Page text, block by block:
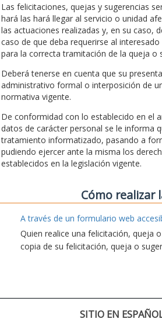
Las felicitaciones, quejas y sugerencias
hará las hará llegar al servicio o unidad
las actuaciones realizadas y, en su caso,
caso de que deba requerirse al
para la correcta tramitación de la queja o
Deberá tenerse en cuenta que su
administrativo formal o interposición de
normativa vigente.
De conformidad con lo establecido en el
datos de carácter personal se le informa
tratamiento informatizado, pasando a
pudiendo ejercer ante la misma los
establecidos en la legislación vigente.
Cómo realizar
A través de un formulario web
Quien realice una felicitación, queja
copia de su felicitación, queja o
SITIO EN